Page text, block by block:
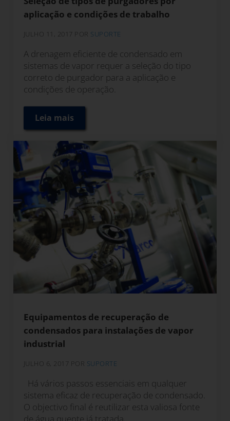
aplicação e condições de trabalho
JULHO 11, 2017 POR SUPORTE
A drenagem eficiente de condensado em
sistemas de vapor requer a seleção do tipo
correto de purgador para a aplicação e
condições de operação.
Leia maisSeleção de tipos de purgadores por
Equipamentos de recuperação de
condensados para instalações de vapor
industrial
JULHO 6, 2017 POR SUPORTE
Há vários passos essenciais em qualquer
sistema eficaz de recuperação de condensado.
O objectivo final é reutilizar esta valiosa fonte